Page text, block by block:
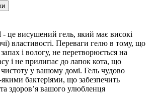
це висушений гель, який має високі
властивості. Переваги гелю в тому, що
і вологу, не перетворюється на
і не прилипає до лапок кота, що
чистоту у вашому домі. Гель чудово
якими бактеріями, що забезпечить
та здоров’я вашого улюбленця